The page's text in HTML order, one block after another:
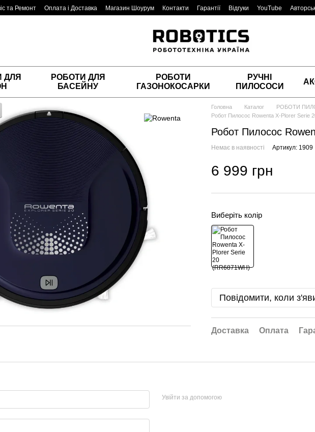
та Ремонт Оплата і Доставка Магазин Шоурум Контакти Гарантії Відгуки YouTube
ДЛЯ
РОБОТИ ДЛЯ
БАСЕЙНУ
РОБОТИ
ГАЗОНОКОСАРКИ
РУЧНІ
ПИЛОСОСИ
Головна Каталог РОБОТИ
Робот Пилосос Rowenta X-Plorer Serie
Робот Пилосос
Немає в наявності Артикул: 1909
6 999 грн
Виберіть колір
Повідомити, коли
Доставка Оплата
Увійти за допомогою